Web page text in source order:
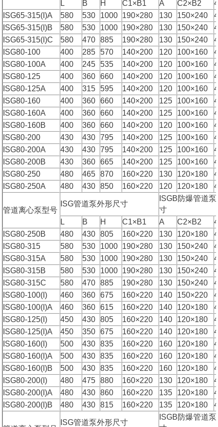
L
B H C1×B1 A C2×B2
ISG65-315(I)A
580 530 1000 190×280 130 150×240
ISG65-315(I)B
580 530 1000 190×280 130 150×240
ISG65-315(I)C
580 470 885 190×280 130 150×240
ISG80-100
400 285 570 140×200 120 100×160
ISG80-100A
400 245 535 140×200 120 100×160
ISG80-125
400 360 660 140×200 120 100×160
ISG80-125A
400 315 595 140×200 120 100×160
ISG80-160
400 360 660 140×200 125 100×160
ISG80-160A
400 360 660 140×200 125 100×160
ISG80-160B
400 360 660 140×200 120 100×160
ISG80-200
430 430 795 140×200 125 100×160
ISG80-200A
430 430 795 140×200 125 100×160
ISG80-200B
430 360 665 140×200 125 100×160
ISG80-250
480 465 870 160×220 130 120×180
ISG80-250A
480 430 850 160×220 120 120×180
管道离心泵型号
ISG管道泵外形尺寸
ISGB防爆管道
寸
L
B H C1×B1 A C2×B2
ISG80-250B
480 430 805 160×220 130 120×180
ISG80-315
580 530 1000 190×280 130 150×240
ISG80-315A
580 530 1000 190×280 130 150×240
ISG80-315B
580 530 1000 190×280 130 150×240
ISG80-315C
580 470 885 190×280 130 150×240
ISG80-100(I)
460 360 675 160×220 140 150×220
ISG80-100(I)A
460 360 615 160×220 140 120×180
ISG80-125(I)
450 430 805 160×220 140 120×180
ISG80-125(I)A
450 350 675 160×220 140 120×180
ISG80-160(I)
500 430 835 160×220 160 120×180
ISG80-160(I)A
500 430 835 160×220 160 120×180
ISG80-160(I)B
500 430 835 160×220 160 120×180
ISG80-200(I)
480 475 880 160×220 130 120×180
ISG80-200(I)A
480 430 860 160×220 135 120×180
ISG80-200(I)B
480 430 815 160×220 135 120×180
ISG管道泵外形尺寸
ISGB防爆管道